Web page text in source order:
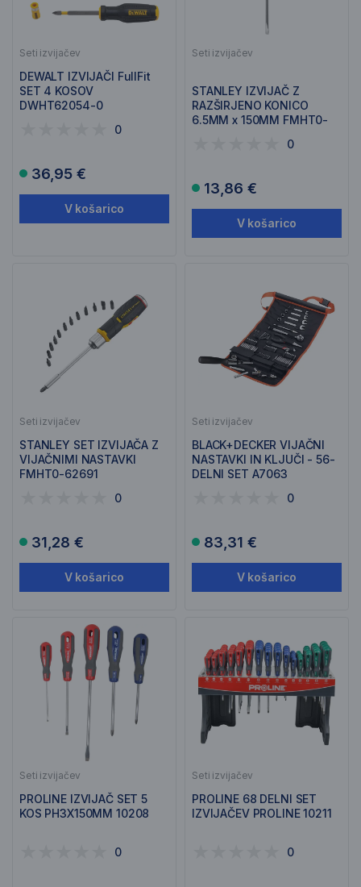
Seti izvijačev
DEWALT IZVIJAČI FullFit
SET 4 KOSOV
DWHT62054-0
0
36,95 €
V košarico
Seti izvijačev
STANLEY IZVIJAČ Z
RAZŠIRJENO KONICO
6.5MM x 150MM FMHT0-
0
13,86 €
V košarico
Seti izvijačev
STANLEY SET IZVIJAČA Z
VIJAČNIMI NASTAVKI
FMHT0-62691
0
31,28 €
V košarico
Seti izvijačev
BLACK+DECKER VIJAČNI
NASTAVKI IN KLJUČI - 56-
DELNI SET A7063
0
83,31 €
V košarico
Seti izvijačev
PROLINE IZVIJAČ SET 5
KOS PH3X150MM 10208
0
Seti izvijačev
PROLINE 68 DELNI SET
IZVIJAČEV PROLINE 10211
0